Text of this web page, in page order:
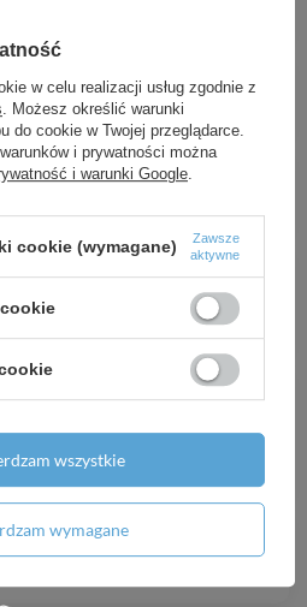
Chrom
Lustro z górnym oświetleniem
Element zewnętrzny
900, Stal Szlachetna
pod szlifowaną um. wpusz.
Beż Mat, Kol. frontu: C. Szary
bateria umywalkowa
odpływowym z cięgłem, Chrom
w celu realizacji usług zgodnie z
. Możesz określić warunki
do cookie w Twojej przeglądarce.
i prywatności można
i warunki Google.
cookie (wymagane)
Zawsze
aktywne
wymagane
wszystkie